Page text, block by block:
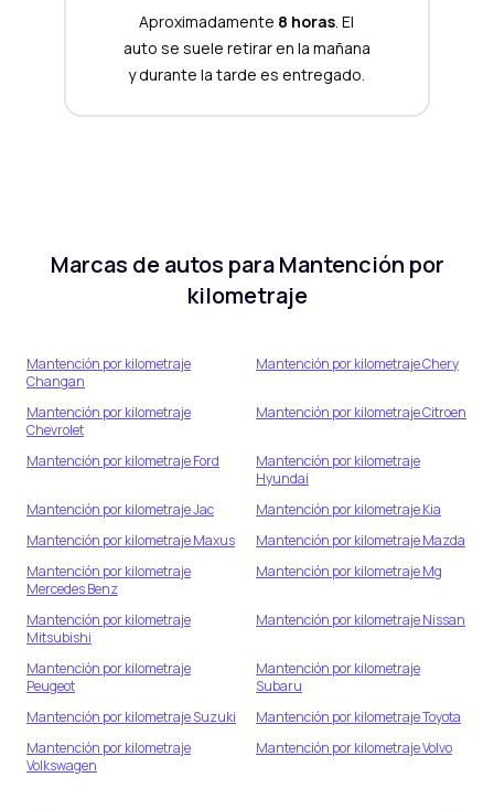
Aproximadamente 8 horas. El
auto se suele retirar en la mañana
y durante la tarde es entregado.
Marcas de autos paraMantención por
kilometraje
Mantención por kilometraje
Changan
Mantención por kilometrajeChery
Mantención por kilometraje
Chevrolet
Mantención por kilometrajeCitroen
Mantención por kilometrajeFord
Mantención por kilometraje
Hyundai
Mantención por kilometrajeJac Mantención por kilometrajeKia
Mantención por kilometrajeMaxus Mantención por kilometrajeMazda
Mantención por kilometraje
Mercedes Benz
Mantención por kilometrajeMg
Mantención por kilometraje
Mitsubishi
Mantención por kilometrajeNissan
Mantención por kilometraje
Peugeot
Mantención por kilometraje
Subaru
Mantención por kilometrajeSuzuki Mantención por kilometrajeToyota
Mantención por kilometraje
Volkswagen
Mantención por kilometrajeVolvo